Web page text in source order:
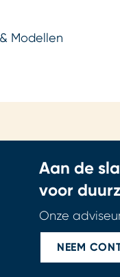
Modellen
Aan de
voor
Onze
NEEM